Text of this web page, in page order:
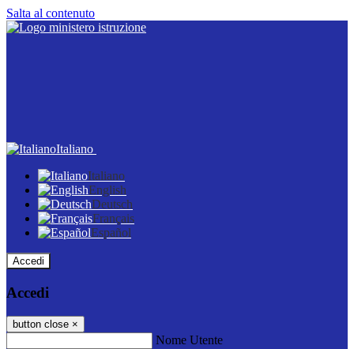
Salta al contenuto
Italiano
Italiano
English
Deutsch
Français
Español
Accedi
Accedi
button close ×
Nome Utente